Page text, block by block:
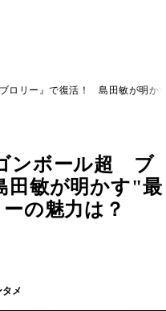
ロリー』で復活！ 島田敏が明か
ンボール超 ブ
敏が明かす"最
の魅力は？
タメ